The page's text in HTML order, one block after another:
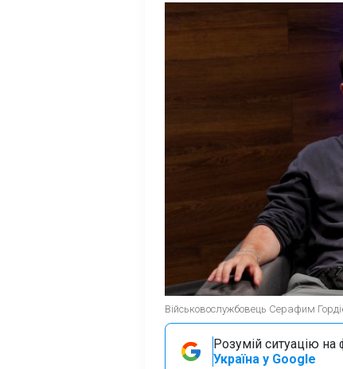
Військовослужбовець Серафим
Розумій ситуацію на
Україна у Google